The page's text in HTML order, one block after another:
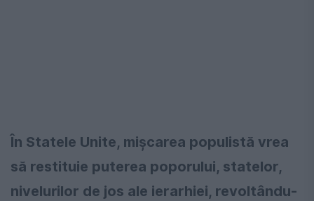
În Statele Unite, mișcarea populistă vrea
să restituie puterea poporului, statelor,
nivelurilor de jos ale ierarhiei, revoltându-